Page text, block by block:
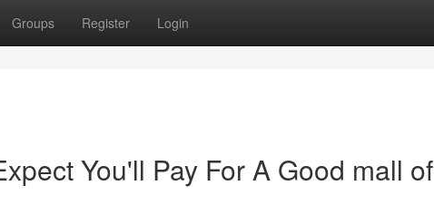
Groups Register Login
You'll Pay For A Good mall of